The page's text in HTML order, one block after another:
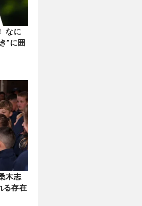
なに
”に囲
木志
る存在